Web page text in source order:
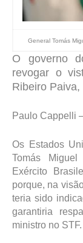
General Tomás
O governo
revogar o
Ribeiro
Paulo Cappelli
Os Estados
Tomás
Exército
porque, na
teria sido
garantiria
ministro no STF.